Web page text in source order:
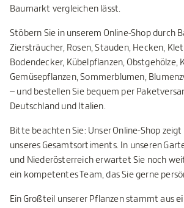
Baumarkt vergleichen lässt.
Stöbern Sie in unserem Online-Shop durch
Ziersträucher, Rosen, Stauden, Hecken,
Bodendecker, Kübelpflanzen, Obstgehölze,
Gemüsepflanzen, Sommerblumen,
– und bestellen Sie bequem per
Deutschland und Italien.
Bitte beachten Sie: Unser Online-Shop zeigt
unseres Gesamtsortiments. In unseren
und Niederösterreich erwartet Sie noch
ein kompetentes Team, das Sie gerne
Ein Großteil unserer Pflanzen stammt aus